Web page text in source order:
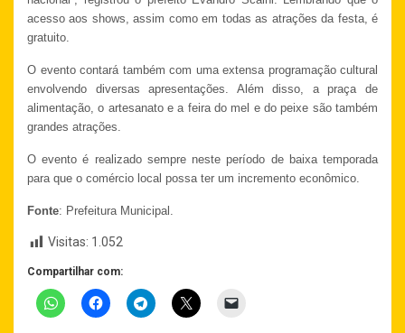
acesso aos shows, assim como em todas as atrações da festa, é
gratuito.
O evento contará também com uma extensa programação cultural
envolvendo diversas apresentações. Além disso, a praça de
alimentação, o artesanato e a feira do mel e do peixe são também
grandes atrações.
O evento é realizado sempre neste período de baixa temporada
para que o comércio local possa ter um incremento econômico.
Fonte: Prefeitura Municipal.
Visitas: 1.052
Compartilhar com: